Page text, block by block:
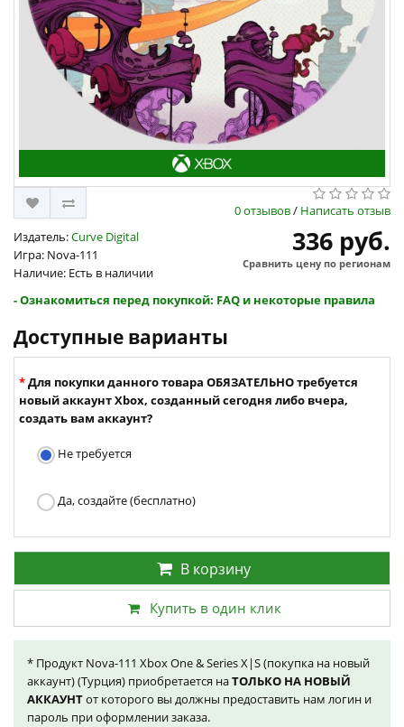
0 отзывов/ Написать отзыв
Издатель:Curve Digital
Игра: Nova-111
Наличие: Есть в наличии
336 руб.
Сравнить цену по регионам
- Ознакомиться перед покупкой: FAQ и некоторые правила
Доступные варианты
Для покупки данного товара ОБЯЗАТЕЛЬНО требуется
новый аккаунт Xbox, созданный сегодня либо вчера,
создать вам аккаунт?
Не требуется
Да, создайте (бесплатно)
В корзину
Купить в один клик
* Продукт Nova-111 Xbox One & Series X|S (покупка на новый
аккаунт) (Турция) приобретается наТОЛЬКО НА НОВЫЙ
АККАУНТот которого вы должны предоставить нам логин и
пароль при оформлении заказа.